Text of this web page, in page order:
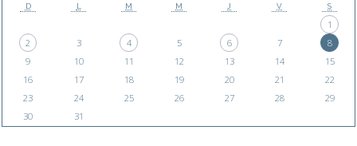
D L M M J V S
1
2
3 4 5 6 7
8
9
10 11 12 13 14
15
16
17 18 19 20 21
22
23
24 25 26 27 28
29
30
31